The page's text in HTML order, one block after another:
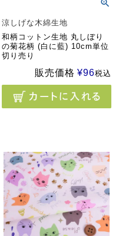
涼しげな木綿生地
和柄コットン生地 丸しぼり
の菊花柄 (白に藍) 10cm単位
切り売り
販売価格 ¥96税込